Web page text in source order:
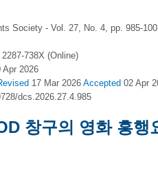
Society - Vol. 27, No. 4, pp. 985-
738X (Online)
Apr 2026
17 Mar 2026 Accepted 02 Apr
dcs.2026.27.4.985
창구의 영화 흥